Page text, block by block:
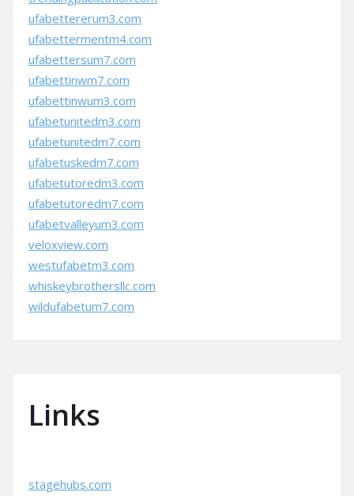
ufabettererum3.com
ufabettermentm4.com
ufabettersum7.com
ufabettinwm7.com
ufabettinwum3.com
ufabetunitedm3.com
ufabetunitedm7.com
ufabetuskedm7.com
ufabetutoredm3.com
ufabetutoredm7.com
ufabetvalleyum3.com
veloxview.com
westufabetm3.com
whiskeybrothersllc.com
wildufabetum7.com
Links
stagehubs.com